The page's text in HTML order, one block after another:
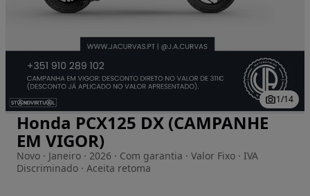
Imagem 1 de 14
1/14
Honda PCX125 DX (CAMPANHE
EM VIGOR)
Novo · Janeiro · 2026 · Com garantia · Valor Fixo · IVA
Discriminado · Aceita retoma